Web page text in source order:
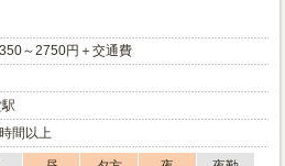
～2750円＋交通費
間以上